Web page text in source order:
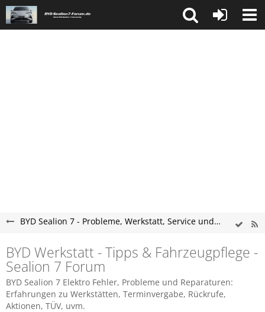
BYD Sealion 7 - Probleme, Werkstatt, Service und Tipps
BYD Werkstatt - Tipps & Fahrzeugpflege -
Sealion 7 Forum
BYD Sealion 7 Elektro Fehler, Probleme und Reparaturen:
Erfahrungen zu Werkstätten, Terminvergabe, Rückrufe,
Aktionen, TÜV, uvm.